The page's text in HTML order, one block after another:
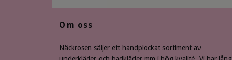
Om oss
Näckrosen säljer ett handplockat sortiment av